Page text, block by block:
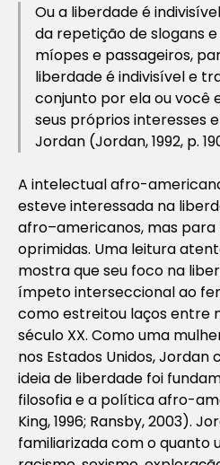
Ou a liberdade é
da repetição de slogans
míopes e passageiros,
liberdade é indivisível e
conjunto por ela ou você
seus próprios interesses
Jordan (Jordan, 1992, p.
A intelectual afro-
esteve interessada na
afro–americanos, mas para
oprimidas. Uma leitura
mostra que seu foco na
ímpeto interseccional ao
como estreitou laços entre
século XX. Como uma
nos Estados Unidos,
ideia de liberdade foi
filosofia e a política afro-
King, 1996; Ransby, 2003).
familiarizada com o quanto